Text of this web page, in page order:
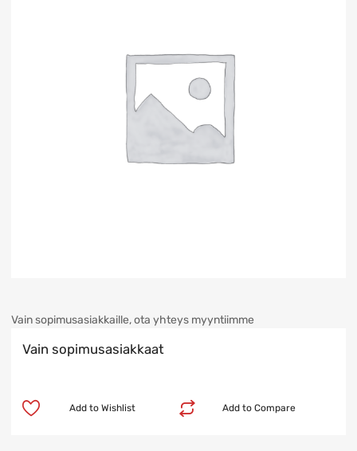
Vain sopimusasiakkaille, ota yhteys myyntiimme
Vain sopimusasiakkaat
Add to Compare
Add to Wishlist